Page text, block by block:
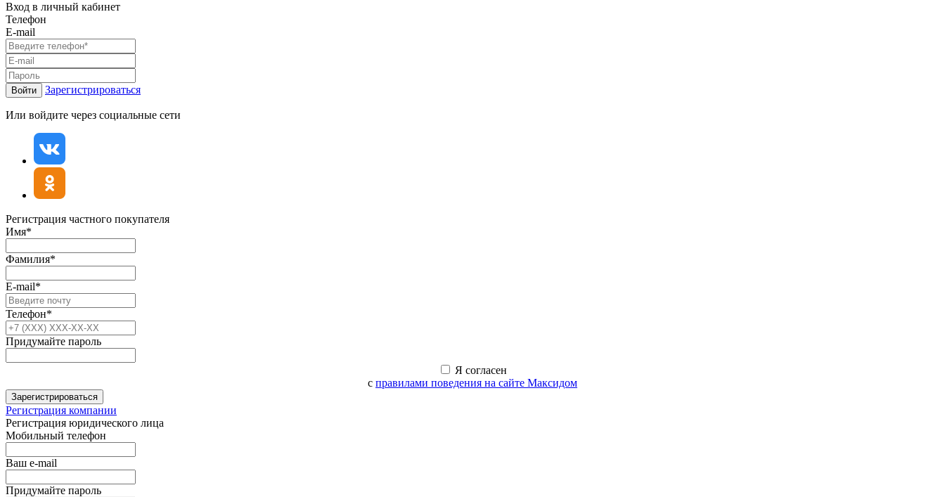
Вход в личный кабинет
Телефон
E-mail
Войти Зарегистрироваться
Или войдите через социальные сети
Регистрация частного покупателя
Имя*
Фамилия*
E-mail*
Телефон*
Придумайте пароль
Я согласен
с правилами поведения на сайте Максидом
Зарегистрироваться
Регистрация компании
Регистрация юридического лица
Мобильный телефон
Ваш e-mail
Придумайте пароль